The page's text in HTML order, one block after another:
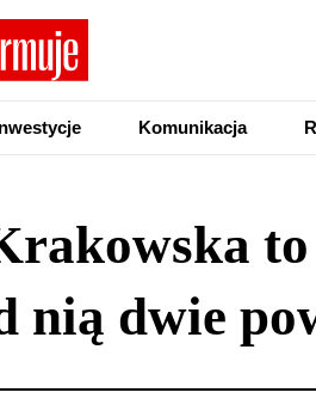
Komunikacja
nią dwie